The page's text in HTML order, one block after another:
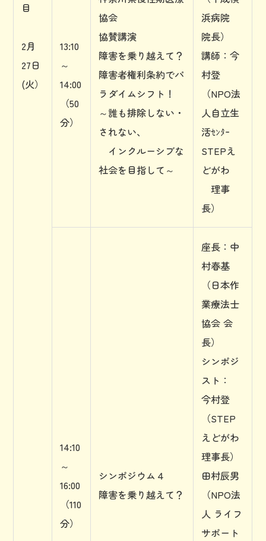
目
2月
27日
(火）
13:10
～
14:00
（50
分）
協会
協賛講演
障害を乗り越えて？
障害者権利条約でパ
ラダイムシフト！
～誰も排除しない・
されない、
インクルーシブな
社会を目指して～
浜病院
院長）
講師：今
村登
（NPO法
人自立生
活ｾﾝﾀｰ
STEPえ
どがわ
理事
長）
14:10
～
16:00
（110
分）
シンポジウム４
障害を乗り越えて？
座長：中
村春基
（日本作
業療法士
協会 会
長）
シンポジ
スト：
今村登
（STEP
えどがわ
理事長）
田村辰男
（NPO法
人 ライフ
サポート